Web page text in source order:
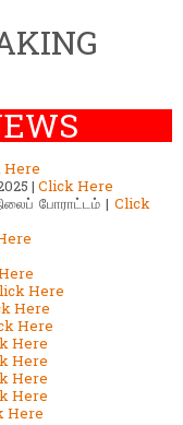
Here
| Click Here
போராட்டம் | Click
Here
Here
Here
Here
Here
Here
Here
Here